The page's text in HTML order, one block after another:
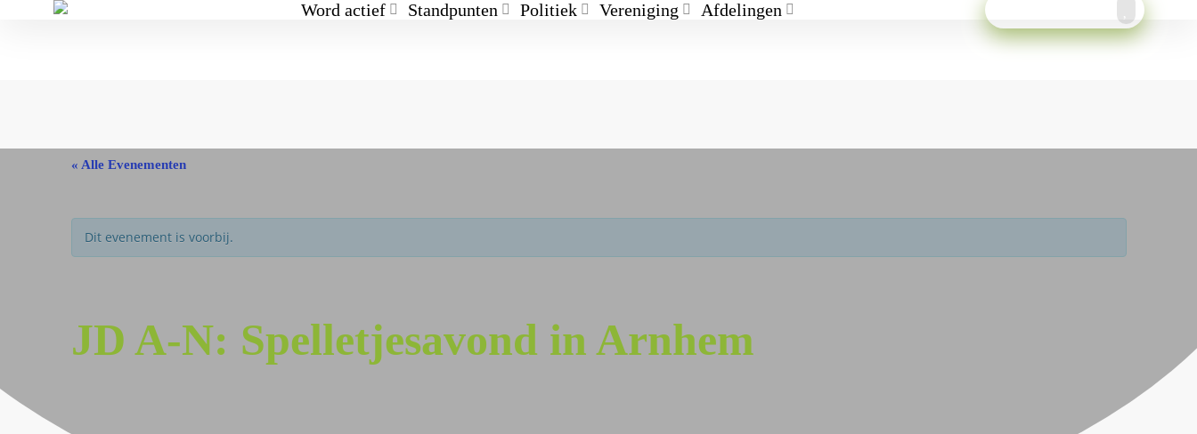
Word actief Standpunten Politiek Vereniging Afdelingen
« Alle Evenementen
Dit evenement is voorbij.
JD A-N: Spelletjesavond in Arnhem